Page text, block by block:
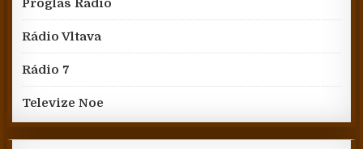
Proglas Rádio
Rádio Vltava
Rádio 7
Televize Noe